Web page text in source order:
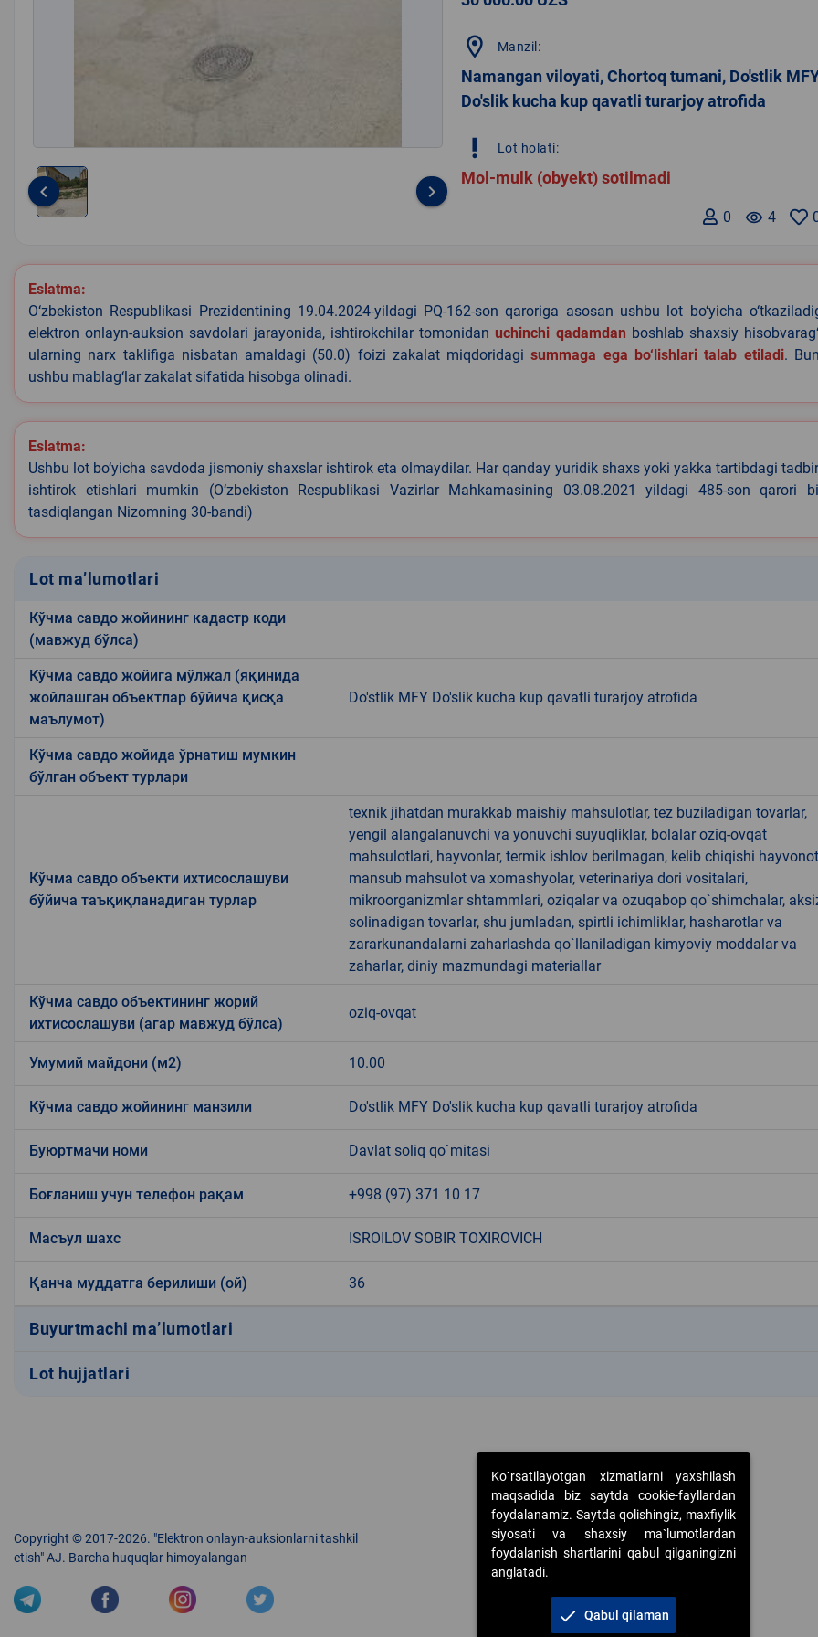
of
1
keyboard_arrow_left keyboard_arrow_right
location_on Manzil:
Namangan viloyati, Chortoq tumani, Do'stlik
Do'slik kucha kup qavatli turarjoy atrofida
priority_high Lot holati:
Mol-mulk (obyekt) sotilmadi
remove_red_eye 4
0
Eslatma:
O‘zbekiston Respublikasi Prezidentining 19.04.2024-yildagi PQ-162-son qaroriga asosan ushbu lot bo‘yicha
elektron onlayn-auksion savdolari jarayonida, ishtirokchilar tomonidanuchinchi qadamdan boshlab shaxsiy
ularning narx taklifiga nisbatan amaldagi (50.0) foizi zakalat miqdoridagisummaga ega bo‘lishlari talab etiladi.
ushbu mablag‘lar zakalat sifatida hisobga olinadi.
Eslatma:
Ushbu lot bo‘yicha savdoda jismoniy shaxslar ishtirok eta olmaydilar. Har qanday yuridik shaxs yoki yakka tartibdagi
ishtirok etishlari mumkin (O‘zbekiston Respublikasi Vazirlar Mahkamasining 03.08.2021 yildagi 485-son qarori
tasdiqlangan Nizomning 30-bandi)
Lot ma’lumotlari
Кўчма савдо жойининг кадастр коди
(мавжуд бўлса)
Кўчма савдо жойига мўлжал (яқинида
жойлашган объектлар бўйича қисқа
маълумот)
Do'stlik MFY Do'slik kucha kup qavatli turarjoy atrofida
Кўчма савдо жойида ўрнатиш мумкин
бўлган объект турлари
Кўчма савдо объекти ихтисослашуви
бўйича таъқиқланадиган турлар
texnik jihatdan murakkab maishiy mahsulotlar, tez buziladigan tovarlar,
yengil alangalanuvchi va yonuvchi suyuqliklar, bolalar oziq-ovqat
mahsulotlari, hayvonlar, termik ishlov berilmagan, kelib chiqishi
mansub mahsulot va xomashyolar, veterinariya dori vositalari,
mikroorganizmlar shtammlari, oziqalar va ozuqabop qo`shimchalar,
solinadigan tovarlar, shu jumladan, spirtli ichimliklar, hasharotlar va
zararkunandalarni zaharlashda qo`llaniladigan kimyoviy moddalar va
zaharlar, diniy mazmundagi materiallar
Кўчма савдо объектининг жорий
ихтисослашуви (агар мавжуд бўлса)
oziq-ovqat
Умумий майдони (м2) 10.00
Кўчма савдо жойининг манзили Do'stlik MFY Do'slik kucha kup qavatli turarjoy atrofida
Буюртмачи номи Davlat soliq qo`mitasi
Боғланиш учун телефон рақам +998 (97) 371 10 17
Масъул шахс ISROILOV SOBIR TOXIROVICH
Қанча муддатга берилиши (ой) 36
Buyurtmachi ma’lumotlari
Lot hujjatlari
Copyright © 2017-2026. "Elektron onlayn-auksionlarni tashkil
etish" AJ. Barcha huquqlar himoyalangan
Ko`rsatilayotgan xizmatlarni yaxshilash
maqsadida biz saytda cookie-fayllardan
foydalanamiz. Saytda qolishingiz, maxfiylik
siyosati va shaxsiy ma`lumotlardan
foydalanish shartlarini qabul qilganingizni
anglatadi.
check Qabul qilaman